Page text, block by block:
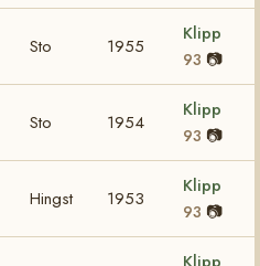
Sto 1955
Klipp
93 📷
Sto 1954
Klipp
93 📷
Hingst 1953
Klipp
93 📷
Klipp